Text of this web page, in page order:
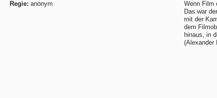
Regie: anonym
Wenn Film
Das war
mit der
dem
hinaus, in
(Alexander